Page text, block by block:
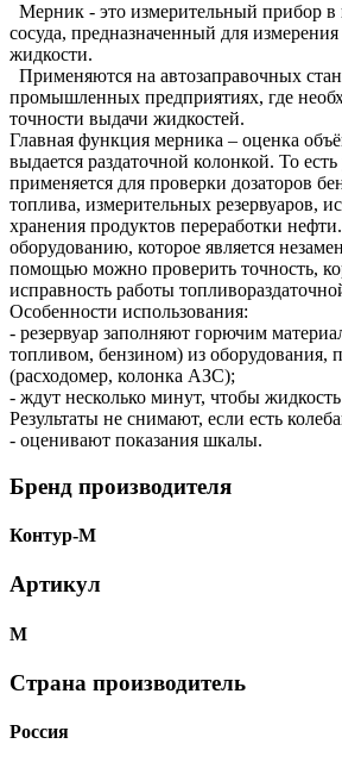
Мерник - это измерительный прибор в
сосуда, предназначенный для
жидкости.
Применяются на автозаправочных
промышленных предприятиях, где
точности выдачи жидкостей.
Главная функция мерника – оценка
выдается раздаточной колонкой. То есть
применяется для проверки дозаторов
топлива, измерительных резервуаров,
хранения продуктов переработки
оборудованию, которое является
помощью можно проверить точность,
исправность работы
Особенности использования:
- резервуар заполняют горючим
топливом, бензином) из оборудования,
(расходомер, колонка АЗС);
- ждут несколько минут, чтобы
Результаты не снимают, если есть
- оценивают показания шкалы.
Бренд производителя
Контур-М
Артикул
М
Страна производитель
Россия